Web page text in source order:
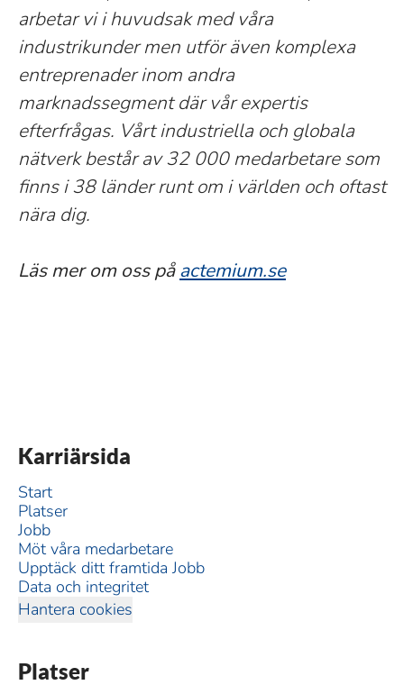
arbetar vi i huvudsak med våra
industrikunder men utför även komplexa
entreprenader inom andra
marknadssegment där vår expertis
efterfrågas. Vårt industriella och globala
nätverk består av 32 000 medarbetare som
finns i 38 länder runt om i världen och oftast
nära dig.
Läs mer om oss påactemium.se
Karriärsida
Start
Platser
Jobb
Möt våra medarbetare
Upptäck ditt framtida Jobb
Data och integritet
Hantera cookies
Platser